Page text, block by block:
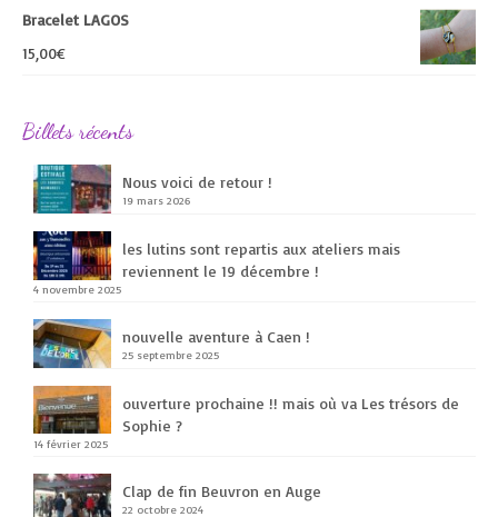
Bracelet LAGOS
15,00€
Billets récents
Nous voici de retour !
19 mars 2026
les lutins sont repartis aux ateliers mais
reviennent le 19 décembre !
4 novembre 2025
nouvelle aventure à Caen !
25 septembre 2025
ouverture prochaine !! mais où va Les trésors de
Sophie ?
14 février 2025
Clap de fin Beuvron en Auge
22 octobre 2024